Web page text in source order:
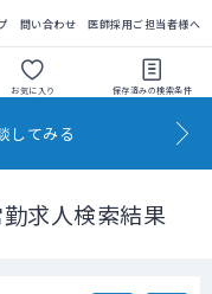
問い合わせ 医師採用ご担当者様へ
お気に入り 保存済みの検索条件
してみる
求人検索結果